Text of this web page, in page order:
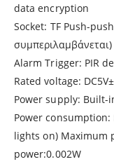
data encryption
Socket: TF Push-
συμπεριλαμβάνεται)
Alarm Trigger: PIR
Rated voltage:
Power supply: Built-
Power
lights on) Maximum
power:0.002W